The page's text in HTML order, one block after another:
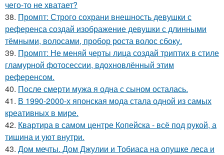
чего-то не хватает?
38. Промпт: Строго сохрани внешность девушки с
референса создай изображение девушки с длинными
тёмными, волосами, пробор роста волос сбоку.
39. Промпт: Не меняй черты лица создай триптих в стиле
гламурной фотосессии, вдохновлённый этим
референсом.
40. После смерти мужа я одна с сыном осталась.
41. В 1990-2000-х японская мода стала одной из самых
креативных в мире.
42. Квартира в самом центре Копейска - всё под рукой, а
тишина и уют внутри.
43. Дом мечты. Дом Джулии и Тобиаса на опушке леса и